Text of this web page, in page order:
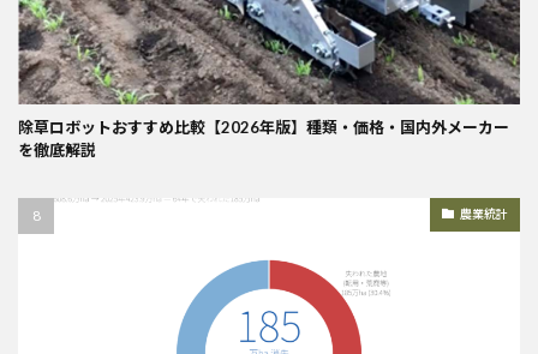
除草ロボットおすすめ比較【2026年版】種類・価格・国内外メーカー
を徹底解説
農業統計